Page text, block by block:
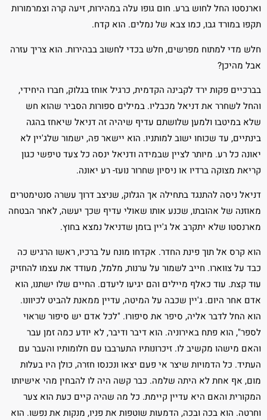
וארנסטו החל לחוש ברע. חום גופו עלה במהירות, זיעה קרה וצמרמורות
תקפו במורד גבו, כמו צבא של נמלים. הוא קדח.
חלש מדי למתוח מפרשים, חלש בכדי לחשוב בבהירות. הוא צריך עזרה
אבל מהיכן?
בברכיים פקות ירד לקבינה הקדמית, כרגיל אוחז בגלוק, חברו היחידי,
והחל לשחרר את דניאל מכבליו. במילים ספורות הסביר שהוא חש
שלא במיטבו ולמען שלושתם עדיף שיהיה זה דניאל שיאחז בהגה
בינתיים, עד שכוחו ישוב למותניו. הוא יישאר פה, ישמור שלג'יין לא
יאונה כל רע. מיותר לציין שבמידה ודניאל ינסה כל צעד טיפשי כגון
קריאת מצוקה ברדיו או ניסיון שחרור נועז- רע יאונה.
דניאל ניסה להתנגד בתחילה אך הגלוק, שניצב דרוך עשרה סנטימטרים
מאוזנה של אהובתו, שכנע אותו שאולי עדיף שכך יעשה, לאחר הבטחה
מארנסטו שלא יתקרב אל ג'יין בזמן שדניאל נמצא בחוץ.
הוא קרס אל תוך פינת החדר. אקדחו מונח על ברכיו, ראשו הרגיש כה
כבד על צווארו. חייב לשמור על ערנות, מלמל, מעודד את עצמו להחזיק
עוד קצת. עוד כאלף מיילים והם יגיעו ליעדם. החיים שלו ישתנו, הוא
אדם אחר היום. ג'יין שכבה על המיטה, עדיין ממאנת להביט לכיוונו.
הוא החל לדבר אליה, סיפר את סיפורו. "לכל אדם יש סיפור שראוי
לספר", הוא פתח באירוניה. הוא דיבר ודיבר, לא יודע כמה זמן עבר
והאם מישהו מקשיב לו. זיכרונותיו התערבבו עם חלומותיו והעבר עם
העתיד. כל הדמויות שיצר אי פעם יצאו ונכנסו חזרה, כולן היו בעלות
מום, אף אחת לא היתה שלמה. כבר קשה היה לו להבחין מהי אישיותו
המקורית והאם היא עדיין קיימת. כל מה שהיה קיים כעת הוא צער
וחרטה. הוא בכה ובכה, הדמעות שוטפות את פניו, מנקות את נפשו. הוא